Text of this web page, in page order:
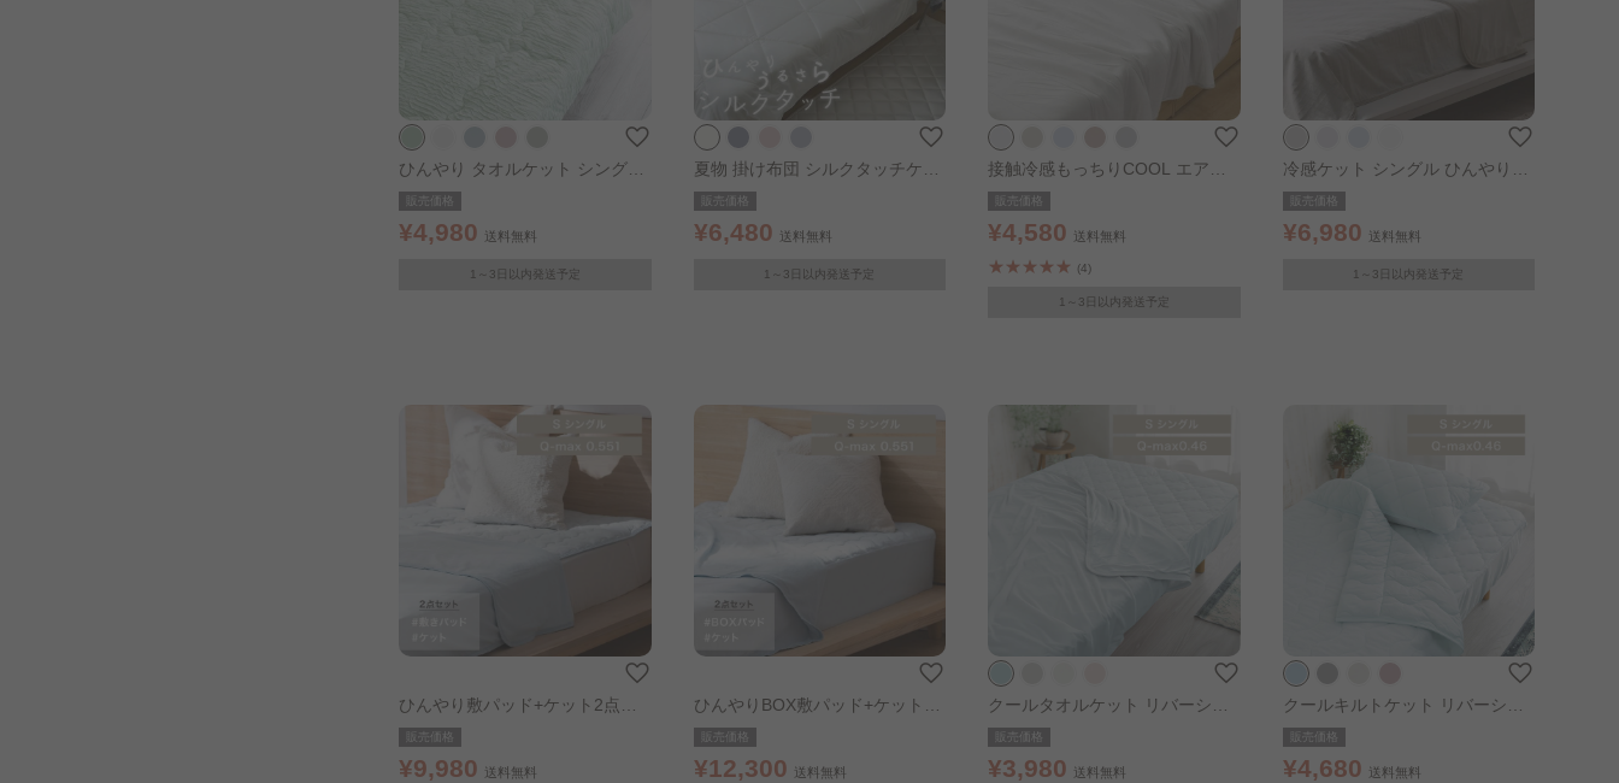
ひんやり タオルケット シングル
グリーン
販売価格
¥4,980 送料無料
1～3日以内発送予定
夏物 掛け布団 シルクタッチケッ
ト シングル シャンパン
販売価格
¥6,480 送料無料
1～3日以内発送予定
接触冷感もっちりCOOL エアー
ケット シングル ホワイト
販売価格
¥4,580 送料無料
(4)
1～3日以内発送予定
冷感ケット シングル ひんやり長
持ちタイプ グレージュ
販売価格
¥6,980 送料無料
1～3日以内発送予定
ひんやり敷パッド+ケット2点セ
ット シングル ライトブルー
販売価格
¥9,980 送料無料
ひんやりBOX敷パッド+ケット2
点セット シングル ライトブルー
販売価格
¥12,300 送料無料
クールタオルケット リバーシブ
ル シングル アイスブルー
販売価格
¥3,980 送料無料
クールキルトケット リバーシブ
ル 接触冷感 シングル アイスブル
ー
販売価格
¥4,680 送料無料